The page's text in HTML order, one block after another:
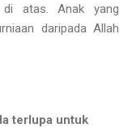
di atas. Anak yang
daripada Allah
terlupa untuk